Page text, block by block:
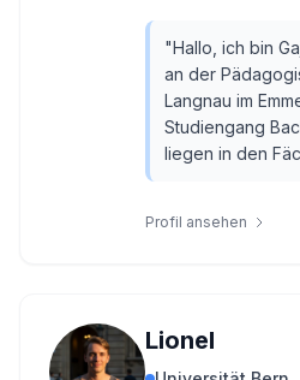
"Hallo, ich bin
an der
Langnau im
Studiengang
liegen in den
Profil ansehen
Lionel